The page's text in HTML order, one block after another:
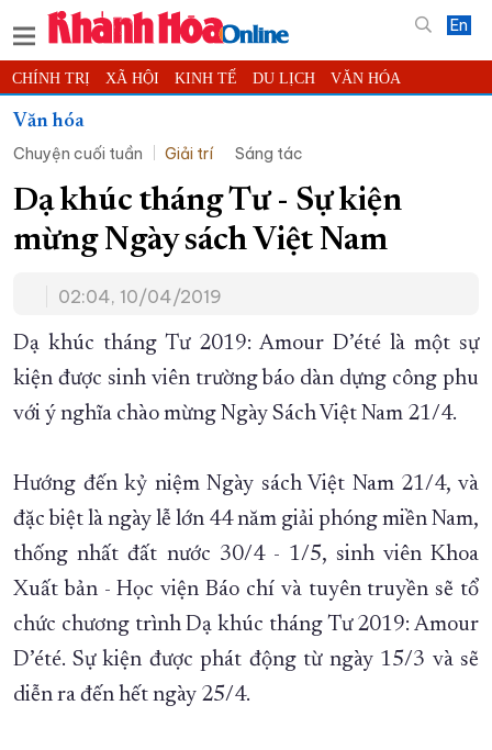
En
CHÍNH TRỊ XÃ HỘI KINH TẾ DU LỊCH VĂN HÓA
THỂ THAO
KHOA HỌC - CÔNG NGHỆ PHÁP LUẬT
THẾ GIỚI MULTIMEDIA VIDEO ĐỌC BÁO ONLINE
PODCAST THÔNG TIN - QUẢNG CÁO
TRƯỜNG SA BIỂN ĐẢO QUÊ HƯƠNG
CHUNG TAY CẢI CÁCH HÀNH CHÍNH
XÂY DỰNG NÔNG THÔN MỚI LỊCH CẮT ĐIỆN
TÀU - XE - MÁY BAY
KHOẢNH KHẮC ĐẸP XỨ TRẦM
XÂY DỰNG KHÁNH HÒA TRỞ THÀNH THÀNH PHỐ TRỰC THUỘC
ĐẠI HỘI ĐẢNG CÁC CẤP TRANG CHỦ VỀ BÁO KHÁNH HÒA
Văn hóa
Chuyện cuối tuần
Giải trí Sáng tác
Dạ khúc tháng Tư - Sự kiện
mừng Ngày sách Việt Nam
02:04, 10/04/2019
Dạ khúc tháng Tư 2019: Amour D’été là một sự
kiện được sinh viên trường báo dàn dựng công phu
với ý nghĩa chào mừng Ngày Sách Việt Nam 21/4.
Hướng đến kỷ niệm Ngày sách Việt Nam 21/4, và
đặc biệt là ngày lễ lớn 44 năm giải phóng miền Nam,
thống nhất đất nước 30/4 - 1/5, sinh viên Khoa
Xuất bản - Học viện Báo chí và tuyên truyền sẽ tổ
chức chương trình Dạ khúc tháng Tư 2019: Amour
D’été. Sự kiện được phát động từ ngày 15/3 và sẽ
diễn ra đến hết ngày 25/4.